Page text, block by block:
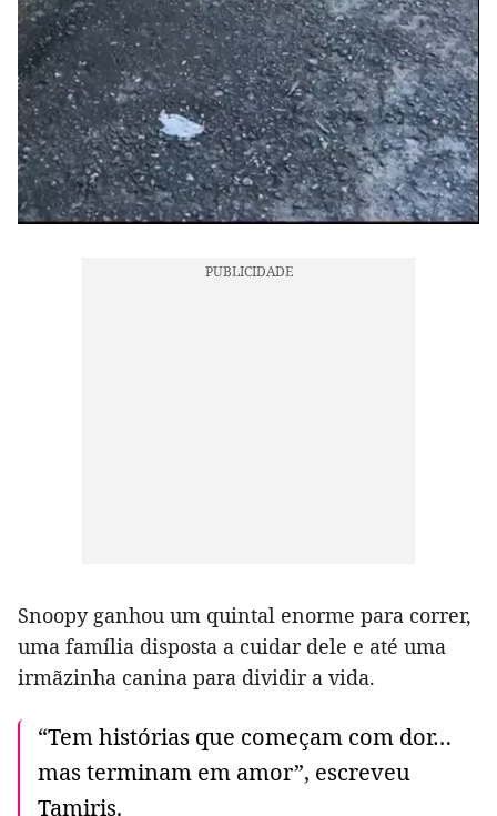
Snoopy ganhou um quintal enorme para correr,
uma família disposta a cuidar dele e até uma
irmãzinha canina para dividir a vida.
“Tem histórias que começam com dor…
mas terminam em amor”, escreveu
Tamiris.